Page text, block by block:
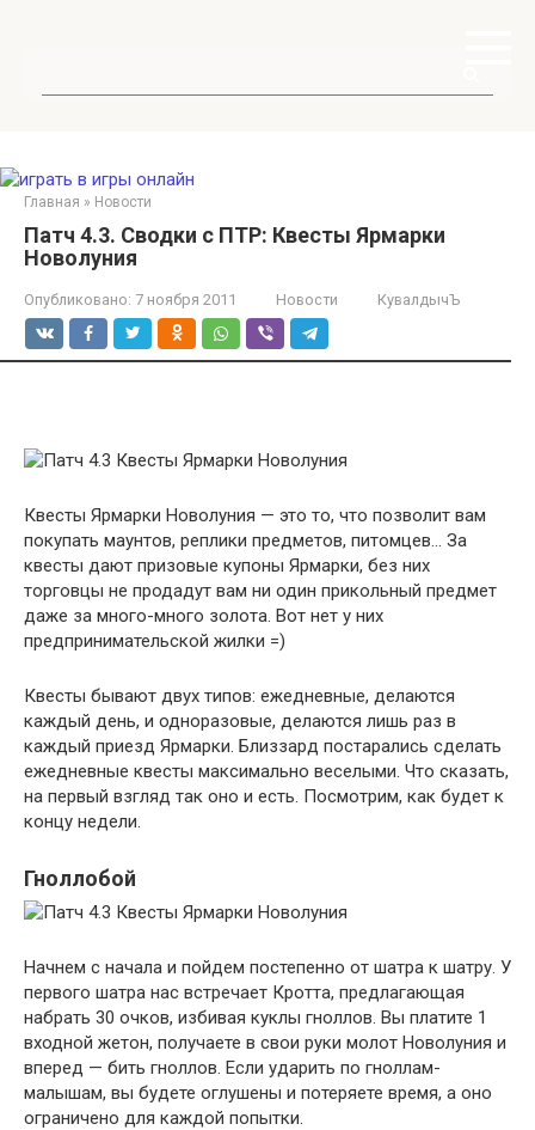
Главная » Новости
Патч 4.3. Сводки с ПТР: Квесты Ярмарки
Новолуния
Опубликовано: 7 ноября 2011 Новости КувалдычЪ
Квесты Ярмарки Новолуния — это то, что позволит вам
покупать маунтов, реплики предметов, питомцев… За
квесты дают призовые купоны Ярмарки, без них
торговцы не продадут вам ни один прикольный предмет
даже за много-много золота. Вот нет у них
предпринимательской жилки =)
Квесты бывают двух типов: ежедневные, делаются
каждый день, и одноразовые, делаются лишь раз в
каждый приезд Ярмарки. Близзард постарались сделать
ежедневные квесты максимально веселыми. Что сказать,
на первый взгляд так оно и есть. Посмотрим, как будет к
концу недели.
Гноллобой
Начнем с начала и пойдем постепенно от шатра к шатру. У
первого шатра нас встречает Кротта, предлагающая
набрать 30 очков, избивая куклы гноллов. Вы платите 1
входной жетон, получаете в свои руки молот Новолуния и
вперед — бить гноллов. Если ударить по гноллам-
малышам, вы будете оглушены и потеряете время, а оно
ограничено для каждой попытки.